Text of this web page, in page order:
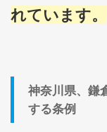
れています。
神奈川県、鎌
する条例